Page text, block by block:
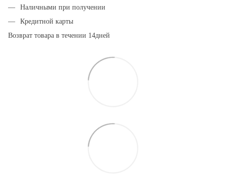
Наличными при получении
Кредитной карты
Возврат товара в течении 14дней